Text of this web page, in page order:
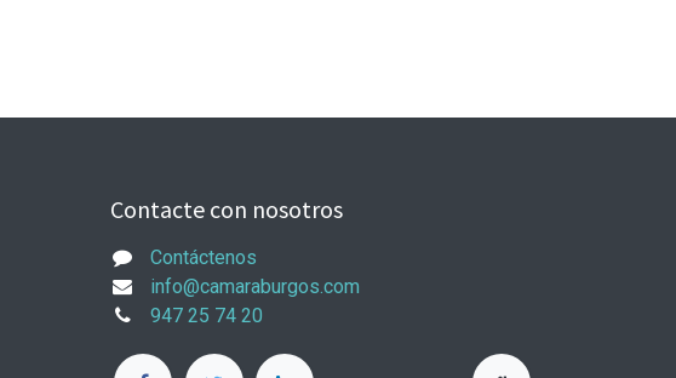
Contacte con nosotros
Contáctenos
info@camaraburgos.com
947 25 74 20